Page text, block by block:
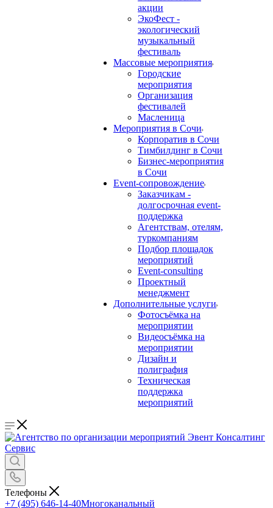
акции
ЭкоФест -
экологический
музыкальный
фестиваль
Массовые мероприятия
Городские
мероприятия
Организация
фестивалей
Масленица
Мероприятия в Сочи
Корпоратив в Сочи
Тимбилдинг в Сочи
Бизнес-мероприятия
в Сочи
Event-сопровождение
Заказчикам -
долгосрочная event-
поддержка
Агентствам, отелям,
туркомпаниям
Подбор площадок
мероприятий
Event-consulting
Проектный
менеджмент
Дополнительные услуги
Фотосъёмка на
мероприятии
Видеосъёмка на
мероприятии
Дизайн и
полиграфия
Техническая
поддержка
мероприятий
Телефоны
+7 (495) 646-14-40Многоканальный